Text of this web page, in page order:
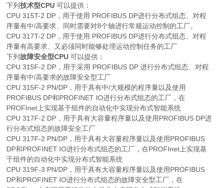
下列技术型CPU 可以提供：
CPU 315T-2 DP，用于使用 PROFIBUS DP进行分布式组态、对程
序量有中/高要求、同时需要对8个轴进行常规运动控制的工厂。
CPU 317T-2 DP，用于使用 PROFIBUS DP进行分布式组态、对程
序量有高要求、又必须同时能够处理运动控制任务的工厂
下列故障安全型CPU 可以提供：
CPU 315F-2 DP，用于采用 PROFIBUS DP 进行分布式组态、对程
序量有中/高要求的故障安全型工厂
CPU 315F-2 PN/DP，用于具有中/大规模的程序量以及使用
PROFIBUS DP和PROFINET IO进行分布式组态的工厂，在
PROFInet上实现基于组件的自动化中实现分布式智能系统
CPU 317F-2 DP，用于具有大容量程序量以及使用PROFIBUS DP进
行分布式组态的故障安全工厂
CPU 317F-2 PN/DP，用于具有大容量程序量以及使用PROFIBUS
DP和PROFINET IO进行分布式组态的工厂，在PROFInet上实现基
于组件的自动化中实现分布式智能系统
CPU 319F-3 PN/DP，用于具有大容量程序量以及使用PROFIBUS
DP和PROFINET IO进行分布式组态的故障安全型工厂，在